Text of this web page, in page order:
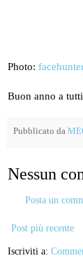
Photo:
Buon anno a
Pubblicato da
Nessun
Posta un
Post più recente
Iscriviti a: